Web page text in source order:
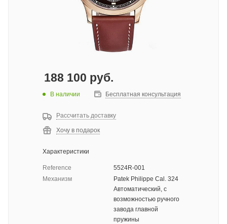
188 100 руб.
В наличии Бесплатная консультация
Рассчитать доставку
Хочу в подарок
Характеристики
Reference
5524R-001
Механизм
Patek Philippe Cal. 324
Автоматический, с
возможностью ручного
завода главной
пружины